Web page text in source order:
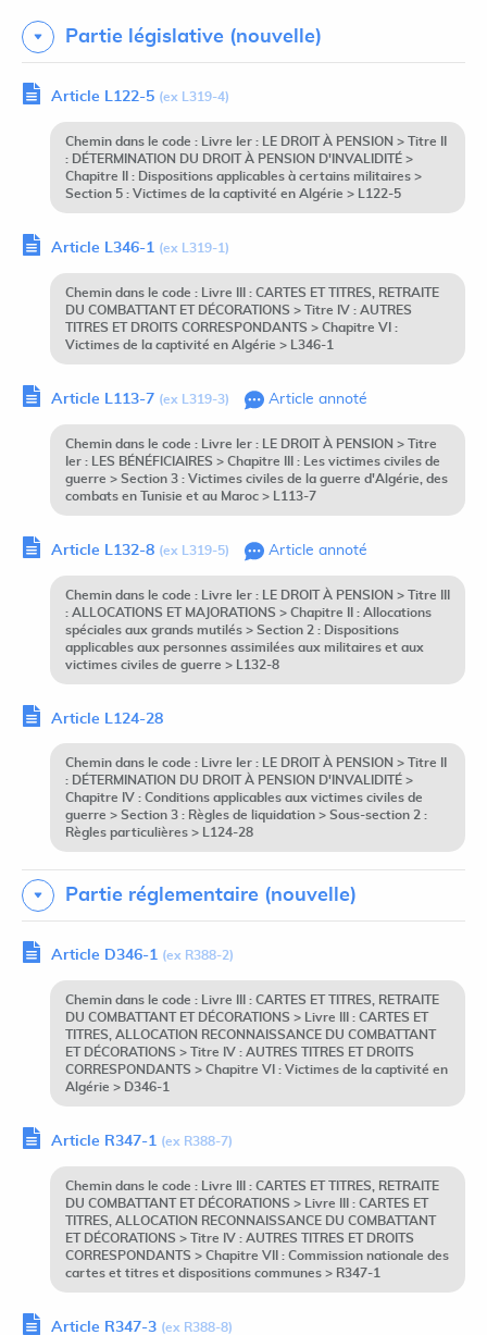
Partie législative (nouvelle)
Article L122-5 (ex L319-4)
Chemin dans le code : Livre Ier : LE DROIT À PENSION > Titre II
: DÉTERMINATION DU DROIT À PENSION D'INVALIDITÉ >
Chapitre II : Dispositions applicables à certains militaires >
Section 5 : Victimes de la captivité en Algérie > L122-5
Article L346-1 (ex L319-1)
Chemin dans le code : Livre III : CARTES ET TITRES, RETRAITE
DU COMBATTANT ET DÉCORATIONS > Titre IV : AUTRES
TITRES ET DROITS CORRESPONDANTS > Chapitre VI :
Victimes de la captivité en Algérie > L346-1
Article L113-7 (ex L319-3) Article annoté
Chemin dans le code : Livre Ier : LE DROIT À PENSION > Titre
Ier : LES BÉNÉFICIAIRES > Chapitre III : Les victimes civiles de
guerre > Section 3 : Victimes civiles de la guerre d'Algérie, des
combats en Tunisie et au Maroc > L113-7
Article L132-8 (ex L319-5) Article annoté
Chemin dans le code : Livre Ier : LE DROIT À PENSION > Titre III
: ALLOCATIONS ET MAJORATIONS > Chapitre II : Allocations
spéciales aux grands mutilés > Section 2 : Dispositions
applicables aux personnes assimilées aux militaires et aux
victimes civiles de guerre > L132-8
Article L124-28
Chemin dans le code : Livre Ier : LE DROIT À PENSION > Titre II
: DÉTERMINATION DU DROIT À PENSION D'INVALIDITÉ >
Chapitre IV : Conditions applicables aux victimes civiles de
guerre > Section 3 : Règles de liquidation > Sous-section 2 :
Règles particulières > L124-28
Partie réglementaire (nouvelle)
Article D346-1 (ex R388-2)
Chemin dans le code : Livre III : CARTES ET TITRES, RETRAITE
DU COMBATTANT ET DÉCORATIONS > Livre III : CARTES ET
TITRES, ALLOCATION RECONNAISSANCE DU COMBATTANT
ET DÉCORATIONS > Titre IV : AUTRES TITRES ET DROITS
CORRESPONDANTS > Chapitre VI : Victimes de la captivité en
Algérie > D346-1
Article R347-1 (ex R388-7)
Chemin dans le code : Livre III : CARTES ET TITRES, RETRAITE
DU COMBATTANT ET DÉCORATIONS > Livre III : CARTES ET
TITRES, ALLOCATION RECONNAISSANCE DU COMBATTANT
ET DÉCORATIONS > Titre IV : AUTRES TITRES ET DROITS
CORRESPONDANTS > Chapitre VII : Commission nationale des
cartes et titres et dispositions communes > R347-1
Article R347-3 (ex R388-8)